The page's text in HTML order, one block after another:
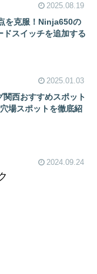
2025.08.19
を克服！Ninja650の
ドスイッチを追加する
2025.01.03
西おすすめスポット
場スポットを徹底紹
2024.09.24